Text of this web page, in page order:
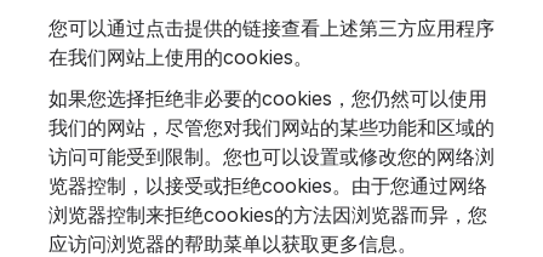
您可以通过点击提供的链接查看上述第三方应用程序
在我们网站上使用的cookies。
如果您选择拒绝非必要的cookies，您仍然可以使用
我们的网站，尽管您对我们网站的某些功能和区域的
访问可能受到限制。您也可以设置或修改您的网络浏
览器控制，以接受或拒绝cookies。由于您通过网络
浏览器控制来拒绝cookies的方法因浏览器而异，您
应访问浏览器的帮助菜单以获取更多信息。